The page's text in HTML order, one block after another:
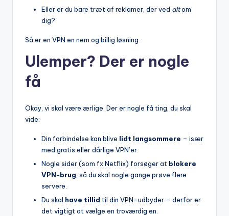
Eller er du bare træt af reklamer, der ved altom
dig?
Så er en VPN en nem og billig løsning.
Ulemper? Der er nogle
få
Okay, vi skal være ærlige. Der er nogle få ting, du skal
vide:
Din forbindelse kan blive lidt langsommere – især
med gratis eller dårlige VPN’er.
Nogle sider (som fx Netflix) forsøger at blokere
VPN-brug , så du skal nogle gange prøve flere
servere.
Du skal have tillid til din VPN-udbyder – derfor er
det vigtigt at vælge en troværdig en.